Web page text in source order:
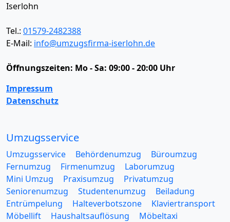
Iserlohn
Tel.: 01579-2482388
E-Mail: info@umzugsfirma-iserlohn.de
Öffnungszeiten: Mo - Sa: 09:00 - 20:00 Uhr
Impressum
Datenschutz
Umzugsservice
Umzugsservice Behördenumzug
Büroumzug
Fernumzug
Firmenumzug
Laborumzug
Mini Umzug
Praxisumzug
Privatumzug
Seniorenumzug
Studentenumzug
Beiladung
Entrümpelung
Halteverbotszone
Klaviertransport
Möbellift
Haushaltsauflösung
Möbeltaxi